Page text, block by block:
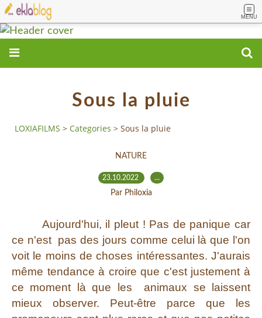
MENU
Sous la pluie
LOXIAFILMS > Categories > Sous la pluie
NATURE
23.10.2022 …
Par Philoxia
Aujourd'hui, il pleut ! Pas de panique car
ce n'est pas des jours comme celui là que l'on
voit le moins de choses intéressantes. J'aurais
même tendance à croire que c'est justement à
ce moment là que les animaux se laissent
mieux observer. Peut-être parce que les